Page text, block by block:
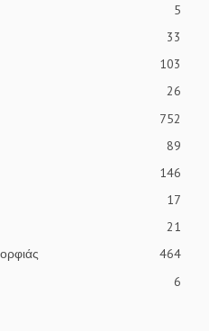
5
33
103
26
752
89
146
17
21
464
6